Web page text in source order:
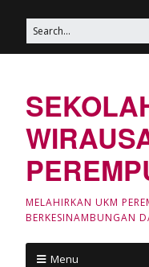
MELAHIRKAN UKM
BERKESINAMBUNGAN
Menu